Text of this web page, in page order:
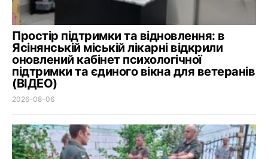
Простір підтримки та відновлення: в
Ясінянській міській лікарні відкрили
оновлений кабінет психологічної
підтримки та єдиного вікна для ветеранів
(ВІДЕО)
2026-08-06